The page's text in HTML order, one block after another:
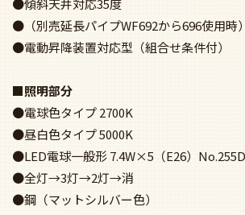
●リズム回転・風向切替
●傾斜天井対応35度
●（別売延長パイプWF692から696使用時）
■照明部分
●電球色タイプ 2700K
●昼白色タイプ 5000K
●LED電球一般形 7.4W×5（E26）No.255D
●全灯→3灯→2灯→消